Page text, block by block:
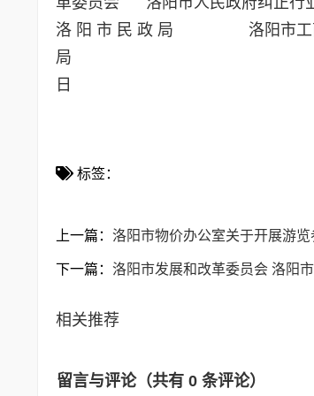
洛 阳 市 民 政 局 洛阳市工
局 二
日
标签：
上一篇： 洛阳市物价办公室关于开展游
下一篇： 洛阳市发展和改革委员会 洛阳
相关推荐
留言与评论（共有 0 条评论）